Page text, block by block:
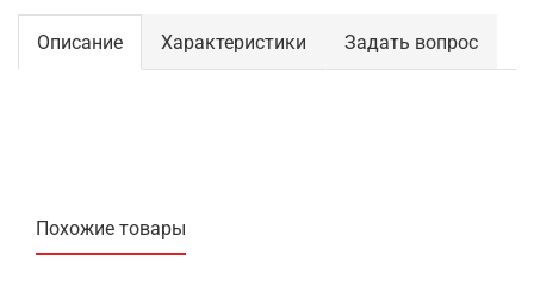
Описание Характеристики Задать вопрос
Похожие товары